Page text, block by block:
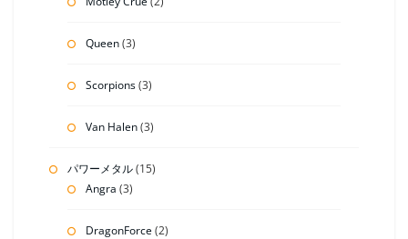
Queen(3)
Scorpions(3)
Van Halen(3)
パワーメタル(15)
Angra (3)
DragonForce(2)